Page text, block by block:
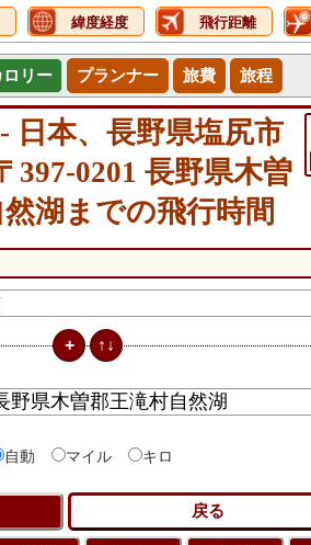
緯度経度 飛行距離
ロリー プランナー 旅費 旅程
日本、長野県塩尻市
397-0201 長野県木曽
湖までの飛行時間
自動 マイル キロ